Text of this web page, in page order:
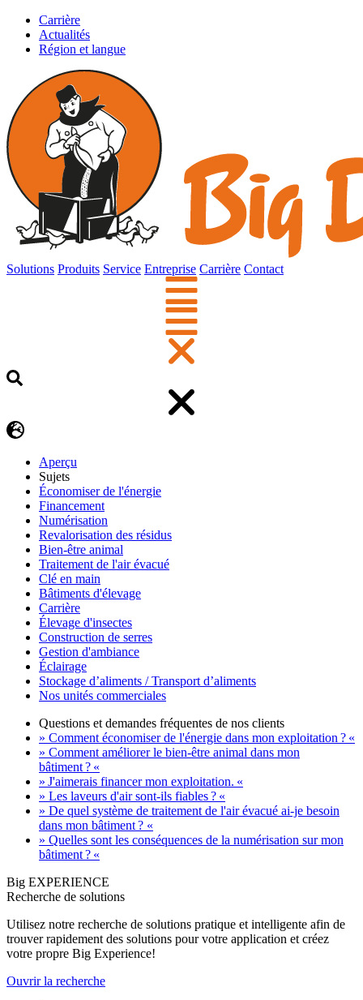
Carrière
Actualités
Région et langue
Solutions Produits Service Entreprise Carrière Contact
Aperçu
Sujets
Économiser de l'énergie
Financement
Numérisation
Revalorisation des résidus
Bien-être animal
Traitement de l'air évacué
Clé en main
Bâtiments d'élevage
Carrière
Élevage d'insectes
Construction de serres
Gestion d'ambiance
Éclairage
Stockage d’aliments / Transport d’aliments
Nos unités commerciales
Questions et demandes fréquentes de nos clients
» Comment économiser de l'énergie dans mon exploitation ? «
» Comment améliorer le bien-être animal dans mon
bâtiment ? «
» J'aimerais financer mon exploitation. «
» Les laveurs d'air sont-ils fiables ? «
» De quel système de traitement de l'air évacué ai-je besoin
dans mon bâtiment ? «
» Quelles sont les conséquences de la numérisation sur mon
bâtiment ? «
Big EXPERIENCE
Recherche de solutions
Utilisez notre recherche de solutions pratique et intelligente afin de
trouver rapidement des solutions pour votre application et créez
votre propre Big Experience!
Ouvrir la recherche